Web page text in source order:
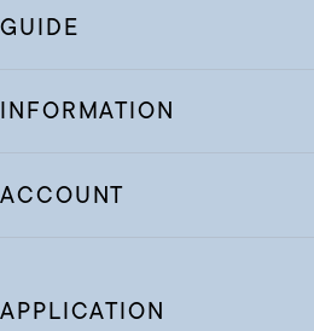
GUIDE
INFORMATION
ACCOUNT
APPLICATION